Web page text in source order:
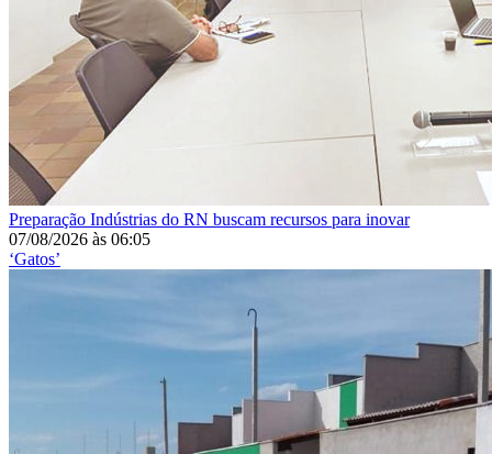
Preparação Indústrias do RN buscam recursos para inovar
07/08/2026 às 06:05
‘Gatos’